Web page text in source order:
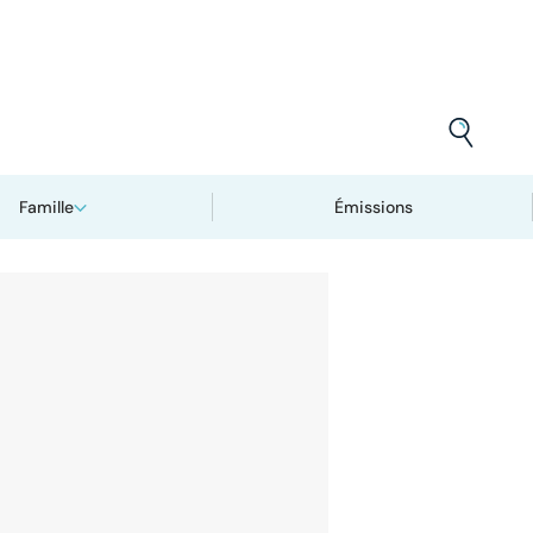
Famille Émissions